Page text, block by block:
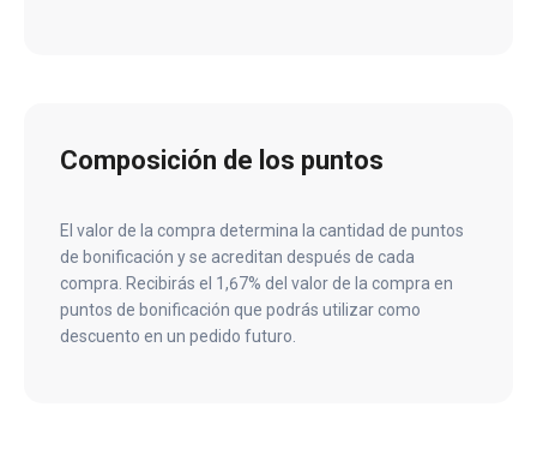
Composición de los puntos
El valor de la compra determina la cantidad de puntos
de bonificación y se acreditan después de cada
compra. Recibirás el 1,67% del valor de la compra en
puntos de bonificación que podrás utilizar como
descuento en un pedido futuro.